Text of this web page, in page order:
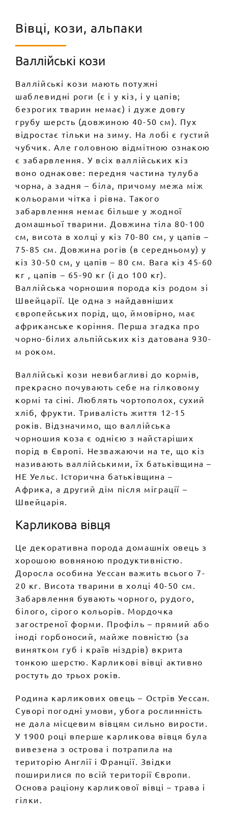
Вівці, кози, альпаки
Валлійські кози
Валлійські кози мають потужні
шаблевидні роги (є і у кіз, і у цапів;
безрогих тварин немає) і дуже довгу
грубу шерсть (довжиною 40-50 см). Пух
відростає тільки на зиму. На лобі є густий
чубчик. Але головною відмітною ознакою
є забарвлення. У всіх валлійських кіз
воно однакове: передня частина тулуба
чорна, а задня – біла, причому межа між
кольорами чітка і рівна. Такого
забарвлення немає більше у жодної
домашньої тварини. Довжина тіла 80-100
см, висота в холці у кіз 70-80 см, у цапів –
75-85 см. Довжина рогів (в середньому) у
кіз 30-50 см, у цапів – 80 см. Вага кіз 45-60
кг , цапів – 65-90 кг (і до 100 кг).
Валлійська чорношия порода кіз родом зі
Швейцарії. Це одна з найдавніших
європейських порід, що, ймовірно, має
африканське коріння. Перша згадка про
чорно-білих альпійських кіз датована 930-
м роком.
Валлійські кози невибагливі до кормів,
прекрасно почувають себе на гілковому
кормі та сіні. Люблять чортополох, сухий
хліб, фрукти. Тривалість життя 12-15
років. Відзначимо, що валлійська
чорношия коза є однією з найстаріших
порід в Європі. Незважаючи на те, що кіз
називають валлійськими, їх батьківщина –
НЕ Уельс. Історична батьківщина –
Африка, а другий дім після міграції –
Швейцарія.
Карликова вівця
Це декоративна порода домашніх овець з
хорошою вовняною продуктивністю.
Доросла особина Уессан важить всього 7-
20 кг. Висота тварини в холці 40-50 см.
Забарвлення бувають чорного, рудого,
білого, сірого кольорів. Мордочка
загостреної форми. Профіль – прямий або
іноді горбоносий, майже повністю (за
винятком губ і країв ніздрів) вкрита
тонкою шерстю. Карликові вівці активно
ростуть до трьох років.
Родина карликових овець – Острів Уессан.
Суворі погодні умови, убога рослинність
не дала місцевим вівцям сильно вирости.
У 1900 році вперше карликова вівця була
вивезена з острова і потрапила на
територію Англії і Франції. Звідки
поширилися по всій території Європи.
Основа раціону карликової вівці – трава і
гілки.